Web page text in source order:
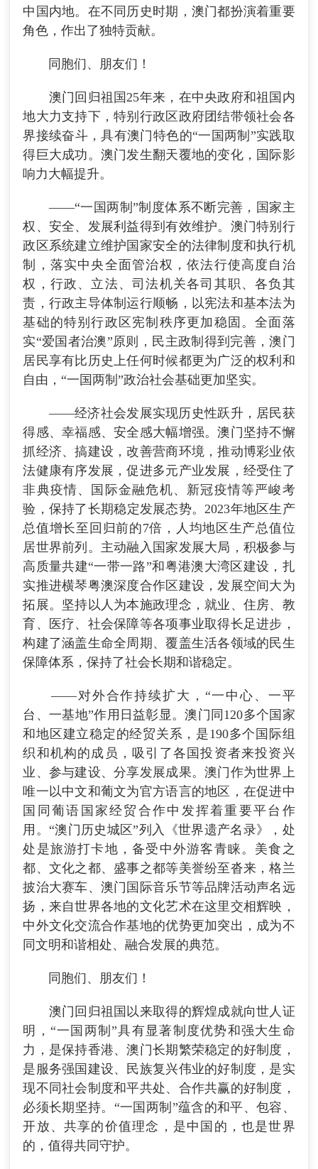
中国内地。在不同历史时期，澳门都扮演着重要
角色，作出了独特贡献。
同胞们、朋友们！
澳门回归祖国25年来，在中央政府和祖国内
地大力支持下，特别行政区政府团结带领社会各
界接续奋斗，具有澳门特色的“一国两制”实践取
得巨大成功。澳门发生翻天覆地的变化，国际影
响力大幅提升。
——“一国两制”制度体系不断完善，国家主
权、安全、发展利益得到有效维护。澳门特别行
政区系统建立维护国家安全的法律制度和执行机
制，落实中央全面管治权，依法行使高度自治
权，行政、立法、司法机关各司其职、各负其
责，行政主导体制运行顺畅，以宪法和基本法为
基础的特别行政区宪制秩序更加稳固。全面落
实“爱国者治澳”原则，民主政制得到完善，澳门
居民享有比历史上任何时候都更为广泛的权利和
自由，“一国两制”政治社会基础更加坚实。
——经济社会发展实现历史性跃升，居民获
得感、幸福感、安全感大幅增强。澳门坚持不懈
抓经济、搞建设，改善营商环境，推动博彩业依
法健康有序发展，促进多元产业发展，经受住了
非典疫情、国际金融危机、新冠疫情等严峻考
验，保持了长期稳定发展态势。2023年地区生产
总值增长至回归前的7倍，人均地区生产总值位
居世界前列。主动融入国家发展大局，积极参与
高质量共建“一带一路”和粤港澳大湾区建设，扎
实推进横琴粤澳深度合作区建设，发展空间大为
拓展。坚持以人为本施政理念，就业、住房、教
育、医疗、社会保障等各项事业取得长足进步，
构建了涵盖生命全周期、覆盖生活各领域的民生
保障体系，保持了社会长期和谐稳定。
——对外合作持续扩大，“一中心、一平
台、一基地”作用日益彰显。澳门同120多个国家
和地区建立稳定的经贸关系，是190多个国际组
织和机构的成员，吸引了各国投资者来投资兴
业、参与建设、分享发展成果。澳门作为世界上
唯一以中文和葡文为官方语言的地区，在促进中
国同葡语国家经贸合作中发挥着重要平台作
用。“澳门历史城区”列入《世界遗产名录》，处
处是旅游打卡地，备受中外游客青睐。美食之
都、文化之都、盛事之都等美誉纷至沓来，格兰
披治大赛车、澳门国际音乐节等品牌活动声名远
扬，来自世界各地的文化艺术在这里交相辉映，
中外文化交流合作基地的优势更加突出，成为不
同文明和谐相处、融合发展的典范。
同胞们、朋友们！
澳门回归祖国以来取得的辉煌成就向世人证
明，“一国两制”具有显著制度优势和强大生命
力，是保持香港、澳门长期繁荣稳定的好制度，
是服务强国建设、民族复兴伟业的好制度，是实
现不同社会制度和平共处、合作共赢的好制度，
必须长期坚持。“一国两制”蕴含的和平、包容、
开放、共享的价值理念，是中国的，也是世界
的，值得共同守护。